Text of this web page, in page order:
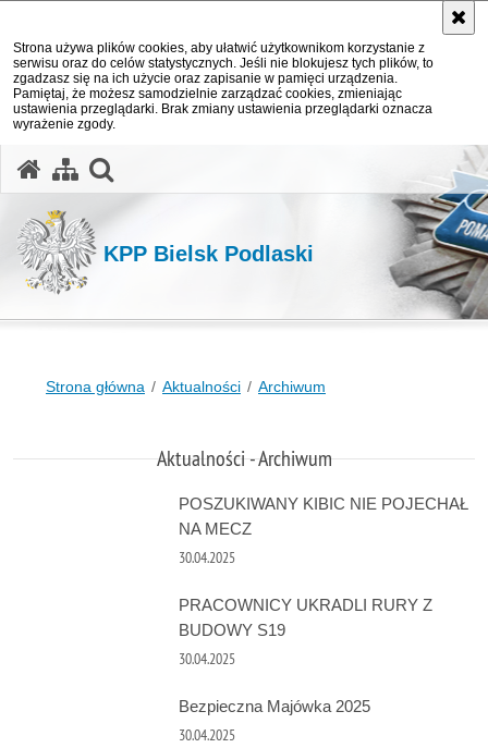
Strona używa plików cookies, aby ułatwić użytkownikom korzystanie z
serwisu oraz do celów statystycznych. Jeśli nie blokujesz tych plików, to
zgadzasz się na ich użycie oraz zapisanie w pamięci urządzenia.
Pamiętaj, że możesz samodzielnie zarządzać cookies, zmieniając
ustawienia przeglądarki. Brak zmiany ustawienia przeglądarki oznacza
wyrażenie zgody.
KPP Bielsk Podlaski
Strona główna Aktualności Archiwum
Aktualności - Archiwum
POSZUKIWANY KIBIC NIE POJECHAŁ
NA MECZ
30.04.2025
PRACOWNICY UKRADLI RURY Z
BUDOWY S19
30.04.2025
Bezpieczna Majówka 2025
30.04.2025